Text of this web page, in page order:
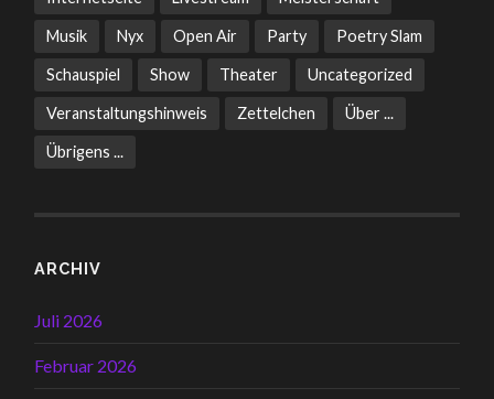
Musik Nyx Open Air Party Poetry Slam
Schauspiel Show Theater Uncategorized
Veranstaltungshinweis Zettelchen Über ...
Übrigens ...
ARCHIV
Juli 2026
Februar 2026